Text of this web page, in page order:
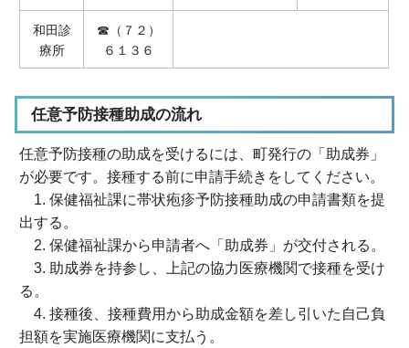
和田診
療所
☎（７２）
６１３６
任意予防接種助成の流れ
任意予防接種の助成を受けるには、町発行の「助成券」
が必要です。接種する前に申請手続きをしてください。
1. 保健福祉課に帯状疱疹予防接種助成の申請書類を提
出する。
2. 保健福祉課から申請者へ「助成券」が交付される。
3. 助成券を持参し、上記の協力医療機関で接種を受け
る。
4. 接種後、接種費用から助成金額を差し引いた自己負
担額を実施医療機関に支払う。